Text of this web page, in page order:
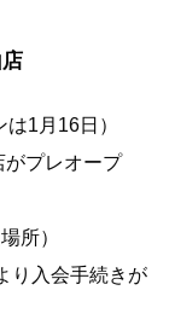
は1月16日）
がプレオープ
所）
り入会手続きが